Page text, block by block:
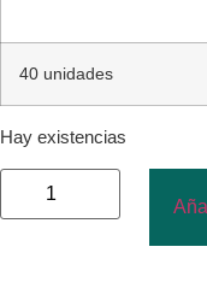
40 unidades
Hay existencias